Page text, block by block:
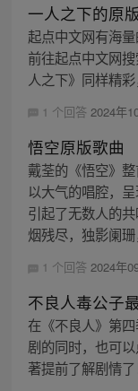
一人之下的原
起点中文网有海
前往起点中文网
人之下》同样精
1 个回答 2024年
悟空原版歌曲
戴荃的《悟空》
以大气的唱腔，
引起了无数人的
烟残尽，独影阑
1 个回答 2024年
不良人毒公子
在《不良人》第
剧的同时，也可
著提前了解剧情了